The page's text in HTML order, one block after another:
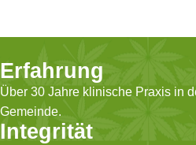
Erfahrung
Über 30 Jahre klinische Praxis in
Gemeinde.
Integrität